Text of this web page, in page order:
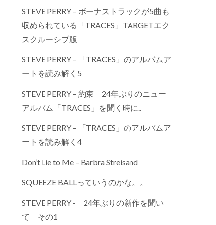
STEVE PERRY – ボーナストラックが5曲も
収められている「TRACES」TARGETエク
スクルーシブ版
STEVE PERRY – 「TRACES」のアルバムア
ートを読み解く5
STEVE PERRY – 約束 24年ぶりのニュー
アルバム「TRACES」を聞く時に..
STEVE PERRY – 「TRACES」のアルバムア
ートを読み解く4
Don’t Lie to Me – Barbra Streisand
SQUEEZE BALLっていうのかな。。
STEVE PERRY - 24年ぶりの新作を聞い
て その1